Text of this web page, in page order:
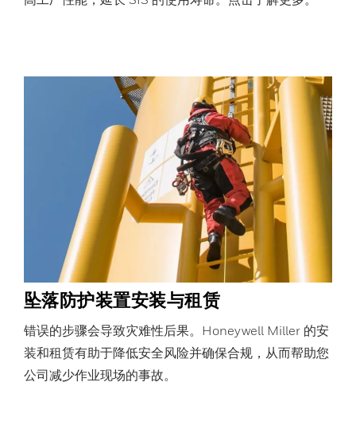
坠落防护装置安装与租赁
错误的步骤会导致灾难性后果。Honeywell Miller 的安
装和租赁有助于降低安全风险并确保合规，从而帮助您
公司减少作业现场的事故。